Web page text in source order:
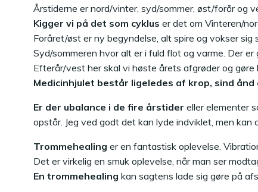
Årstiderne er nord/vinter, syd/sommer, øst/forår og
Kigger vi på det som cyklus er det om Vinteren/
Foråret/øst er ny begyndelse, alt spire og vokser
Syd/sommeren hvor alt er i fuld flot og varme. Der er
Efterår/vest her skal vi høste årets afgrøder og gøre
Medicinhjulet består ligeledes af krop, sind ånd
Er der ubalance i de fire årstider eller elementer
opstår. Jeg ved godt det kan lyde indviklet, men kan
Trommehealing er en fantastisk oplevelse.
Det er virkelig en smuk oplevelse, når man ser
En trommehealing kan sagtens lade sig gøre på